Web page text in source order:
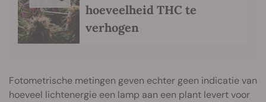
hoeveelheid THC te
verhogen
Fotometrische metingen geven echter geen indicatie van
hoeveel lichtenergie een lamp aan een plant levert voor